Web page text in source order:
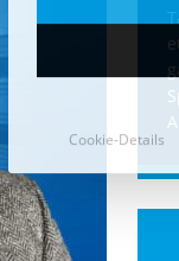
Weil die
die